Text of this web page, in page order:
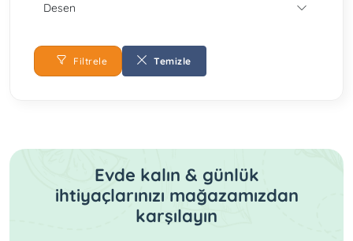
Desen
Filtrele Temizle
Evde kalın & günlük
ihtiyaçlarınızı mağazamızdan
karşılayın